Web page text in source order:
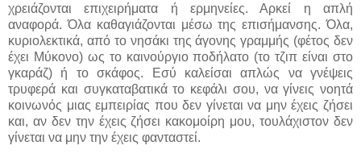
χρειάζονται επιχειρήματα ή ερμηνείες. Αρκεί η απλή
αναφορά. Όλα καθαγιάζονται μέσω της επισήμανσης. Όλα,
κυριολεκτικά, από το νησάκι της άγονης γραμμής (φέτος δεν
έχει Μύκονο) ως το καινούργιο ποδήλατο (το τζιπ είναι στο
γκαράζ) ή το σκάφος. Εσύ καλείσαι απλώς να γνέψεις
τρυφερά και συγκαταβατικά το κεφάλι σου, να γίνεις νοητά
κοινωνός μιας εμπειρίας που δεν γίνεται να μην έχεις ζήσει
και, αν δεν την έχεις ζήσει κακομοίρη μου, τουλάχιστον δεν
γίνεται να μην την έχεις φανταστεί.